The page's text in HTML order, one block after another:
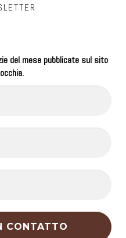
del mese pubblicate sul sito